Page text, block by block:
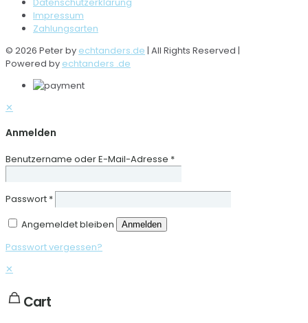
Impressum
Zahlungsarten
© 2026 Peter by echtanders.de | All Rights Reserved |
Powered by echtanders .de
✕
Anmelden
Benutzername oder E-Mail-Adresse *
Passwort *
Angemeldet bleiben
Anmelden
Passwort vergessen?
✕
Cart